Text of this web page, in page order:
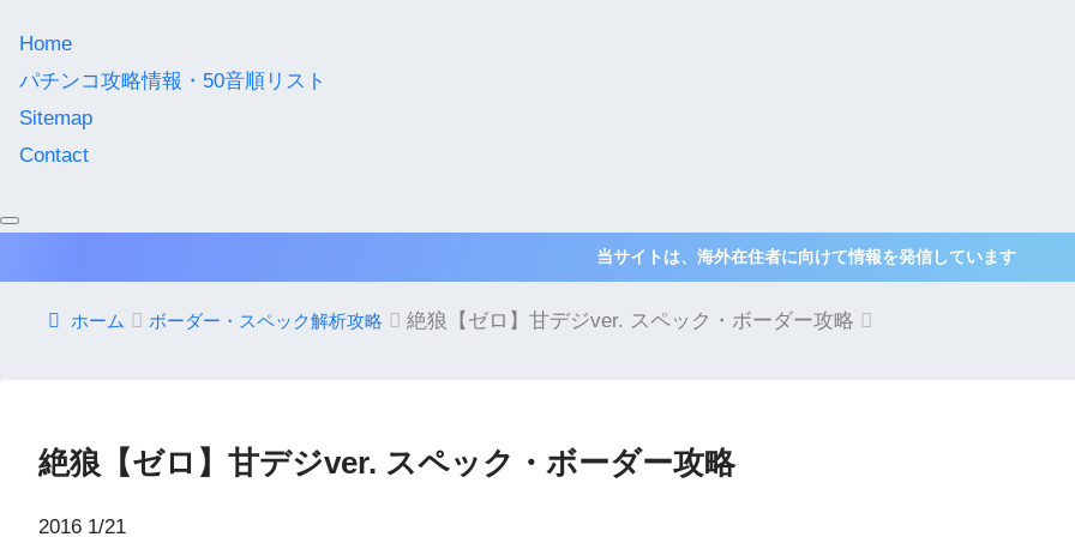
Home
パチンコ攻略情報・50音順リスト
Sitemap
Contact
当サイトは、海外在住者に向けて情報を発信しています
ホーム ボーダー・スペック解析攻略 絶狼【ゼロ】甘デジver. スペック・ボーダー攻略
絶狼【ゼロ】甘デジver. スペック・ボーダー攻略
2016 1/21